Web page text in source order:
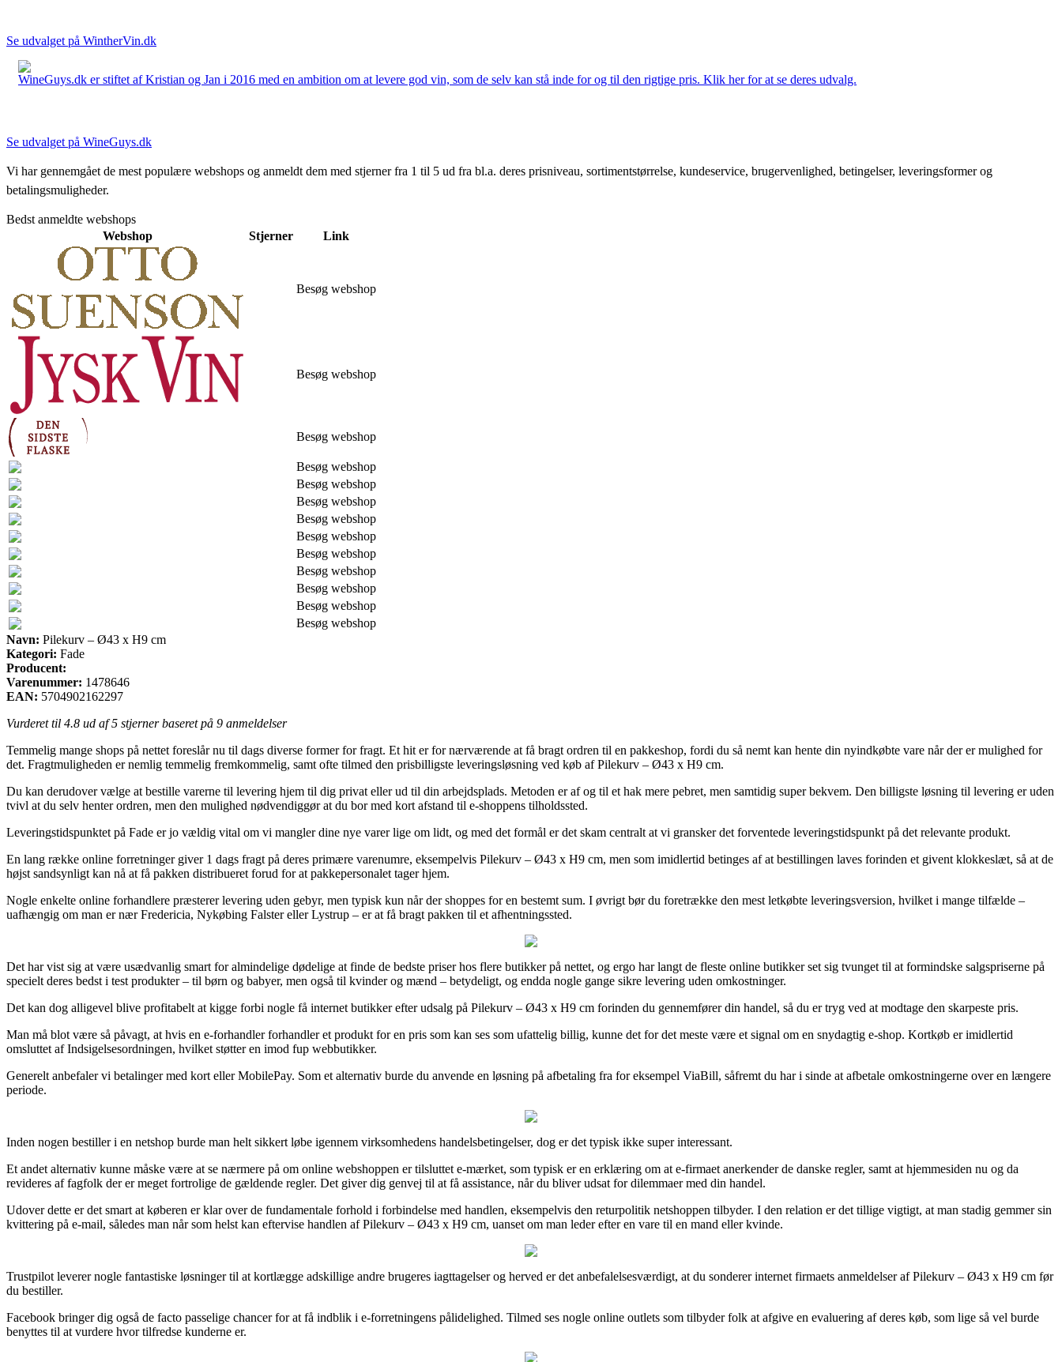
Se udvalget på WintherVin.dk
WineGuys.dk er stiftet af Kristian og Jan i 2016 med en ambition om at levere god vin, som de selv kan stå inde for og til den rigtige pris. Klik her for at se deres udvalg.
Se udvalget på WineGuys.dk
Vi har gennemgået de mest populære webshops og anmeldt dem med stjerner fra 1 til 5 ud fra bl.a. deres prisniveau, sortimentstørrelse, kundeservice, brugervenlighed, betingelser, leveringsformer og
betalingsmuligheder.
Bedst anmeldte webshops
Webshop
Stjerner Link
Besøg webshop
Besøg webshop
Besøg webshop
Besøg webshop
Besøg webshop
Besøg webshop
Besøg webshop
Besøg webshop
Besøg webshop
Besøg webshop
Besøg webshop
Besøg webshop
Besøg webshop
Navn: Pilekurv – Ø43 x H9 cm
Kategori: Fade
Producent:
Varenummer: 1478646
EAN: 5704902162297
Vurderet til 4.8 ud af 5 stjerner baseret på 9 anmeldelser
Temmelig mange shops på nettet foreslår nu til dags diverse former for fragt. Et hit er for nærværende at få bragt ordren til en pakkeshop, fordi du så nemt kan hente din nyindkøbte vare når der er mulighed for
det. Fragtmuligheden er nemlig temmelig fremkommelig, samt ofte tilmed den prisbilligste leveringsløsning ved køb af Pilekurv – Ø43 x H9 cm.
Du kan derudover vælge at bestille varerne til levering hjem til dig privat eller ud til din arbejdsplads. Metoden er af og til et hak mere pebret, men samtidig super bekvem. Den billigste løsning til levering er uden
tvivl at du selv henter ordren, men den mulighed nødvendiggør at du bor med kort afstand til e-shoppens tilholdssted.
Leveringstidspunktet på Fade er jo vældig vital om vi mangler dine nye varer lige om lidt, og med det formål er det skam centralt at vi gransker det forventede leveringstidspunkt på det relevante produkt.
En lang række online forretninger giver 1 dags fragt på deres primære varenumre, eksempelvis Pilekurv – Ø43 x H9 cm, men som imidlertid betinges af at bestillingen laves forinden et givent klokkeslæt, så at de
højst sandsynligt kan nå at få pakken distribueret forud for at pakkepersonalet tager hjem.
Nogle enkelte online forhandlere præsterer levering uden gebyr, men typisk kun når der shoppes for en bestemt sum. I øvrigt bør du foretrække den mest letkøbte leveringsversion, hvilket i mange tilfælde –
uafhængig om man er nær Fredericia, Nykøbing Falster eller Lystrup – er at få bragt pakken til et afhentningssted.
Det har vist sig at være usædvanlig smart for almindelige dødelige at finde de bedste priser hos flere butikker på nettet, og ergo har langt de fleste online butikker set sig tvunget til at formindske salgspriserne på
specielt deres bedst i test produkter – til børn og babyer, men også til kvinder og mænd – betydeligt, og endda nogle gange sikre levering uden omkostninger.
Det kan dog alligevel blive profitabelt at kigge forbi nogle få internet butikker efter udsalg på Pilekurv – Ø43 x H9 cm forinden du gennemfører din handel, så du er tryg ved at modtage den skarpeste pris.
Man må blot være så påvagt, at hvis en e-forhandler forhandler et produkt for en pris som kan ses som ufattelig billig, kunne det for det meste være et signal om en snydagtig e-shop. Kortkøb er imidlertid
omsluttet af Indsigelsesordningen, hvilket støtter en imod fup webbutikker.
Generelt anbefaler vi betalinger med kort eller MobilePay. Som et alternativ burde du anvende en løsning på afbetaling fra for eksempel ViaBill, såfremt du har i sinde at afbetale omkostningerne over en længere
periode.
Inden nogen bestiller i en netshop burde man helt sikkert løbe igennem virksomhedens handelsbetingelser, dog er det typisk ikke super interessant.
Et andet alternativ kunne måske være at se nærmere på om online webshoppen er tilsluttet e-mærket, som typisk er en erklæring om at e-firmaet anerkender de danske regler, samt at hjemmesiden nu og da
revideres af fagfolk der er meget fortrolige de gældende regler. Det giver dig genvej til at få assistance, når du bliver udsat for dilemmaer med din handel.
Udover dette er det smart at køberen er klar over de fundamentale forhold i forbindelse med handlen, eksempelvis den returpolitik netshoppen tilbyder. I den relation er det tillige vigtigt, at man stadig gemmer sin
kvittering på e-mail, således man når som helst kan eftervise handlen af Pilekurv – Ø43 x H9 cm, uanset om man leder efter en vare til en mand eller kvinde.
Trustpilot leverer nogle fantastiske løsninger til at kortlægge adskillige andre brugeres iagttagelser og herved er det anbefalelsesværdigt, at du sonderer internet firmaets anmeldelser af Pilekurv – Ø43 x H9 cm før
du bestiller.
Facebook bringer dig også de facto passelige chancer for at få indblik i e-forretningens pålidelighed. Tilmed ses nogle online outlets som tilbyder folk at afgive en evaluering af deres køb, som lige så vel burde
benyttes til at vurdere hvor tilfredse kunderne er.